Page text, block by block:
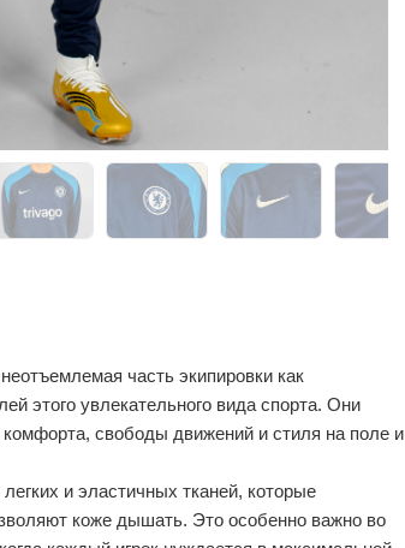
часть экипировки как
этого увлекательного вида спорта. Они
свободы движений и стиля на поле и
и эластичных тканей, которые
коже дышать. Это особенно важно во